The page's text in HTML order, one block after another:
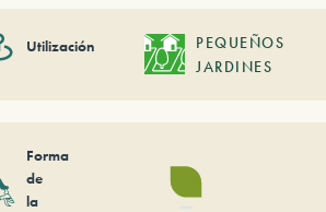
Utilización
PEQUEÑOS
JARDINES
Forma
de
la